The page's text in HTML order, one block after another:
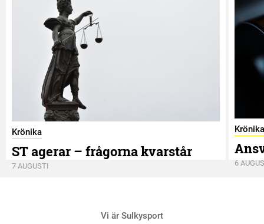
Krönika
ST agerar – frågorna kvarstår
7 AUGUSTI
Krönika
6
Vi är Sulkysport